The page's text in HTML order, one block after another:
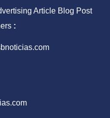
Article Blog Post
: